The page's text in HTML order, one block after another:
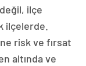
ilçe
ilçelerde.
risk ve fırsat
altında ve